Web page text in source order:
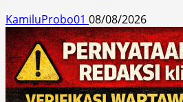
KamiluProbo01 08/08/2026